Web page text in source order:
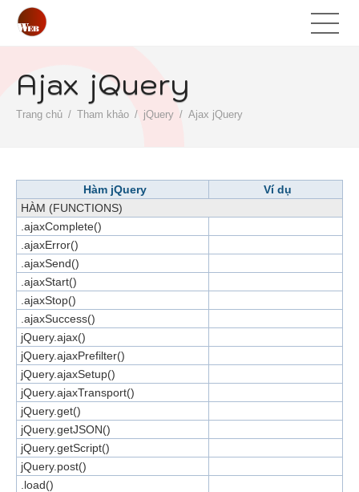
Ajax jQuery
Trang chủ Tham khảo jQuery Ajax jQuery
Hàm jQuery
Ví dụ
HÀM (FUNCTIONS)
.ajaxComplete()
.ajaxError()
.ajaxSend()
.ajaxStart()
.ajaxStop()
.ajaxSuccess()
jQuery.ajax()
jQuery.ajaxPrefilter()
jQuery.ajaxSetup()
jQuery.ajaxTransport()
jQuery.get()
jQuery.getJSON()
jQuery.getScript()
jQuery.post()
.load()